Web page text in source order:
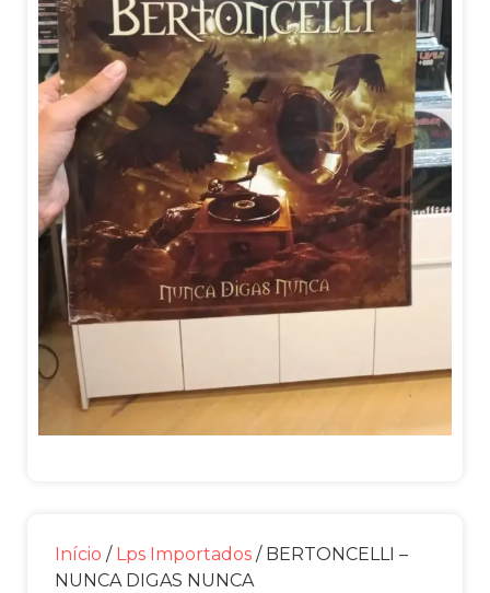
Início / Lps Importados / BERTONCELLI –
NUNCA DIGAS NUNCA